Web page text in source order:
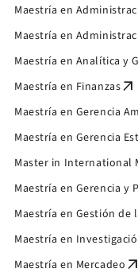
Maestría en
Maestría en
Maestría en Analítica y
Maestría en Finanzasarrow_outward
Maestría en Gerencia
Maestría en Gerencia
Master in International
Maestría en Gerencia y
Maestría en Gestión de
Maestría en
Maestría en Mercadeo arrow_outward